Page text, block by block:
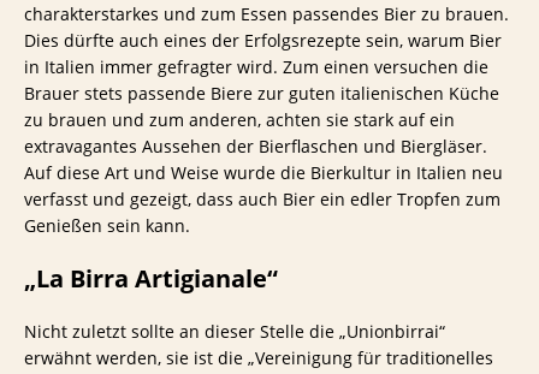
charakterstarkes und zum Essen passendes Bier zu brauen.
Dies dürfte auch eines der Erfolgsrezepte sein, warum Bier
in Italien immer gefragter wird. Zum einen versuchen die
Brauer stets passende Biere zur guten italienischen Küche
zu brauen und zum anderen, achten sie stark auf ein
extravagantes Aussehen der Bierflaschen und Biergläser.
Auf diese Art und Weise wurde die Bierkultur in Italien neu
verfasst und gezeigt, dass auch Bier ein edler Tropfen zum
Genießen sein kann.
„La Birra Artigianale“
Nicht zuletzt sollte an dieser Stelle die „Unionbirrai“
erwähnt werden, sie ist die „Vereinigung für traditionelles